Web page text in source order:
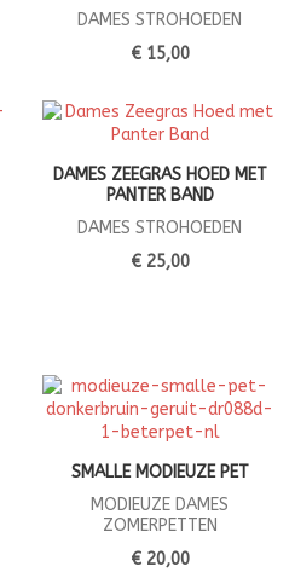
DAMES STROHOEDEN
€ 15,00
DAMES ZEEGRAS HOED MET
PANTER BAND
DAMES STROHOEDEN
€ 25,00
SMALLE MODIEUZE PET
MODIEUZE DAMES
ZOMERPETTEN
€ 20,00